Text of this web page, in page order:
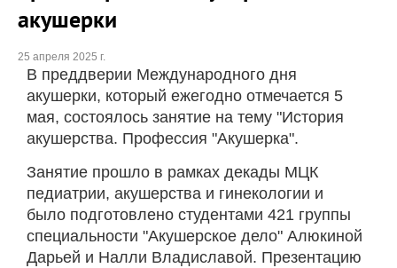
акушерки
25 апреля 2025 г.
В преддверии Международного дня
акушерки, который ежегодно отмечается 5
мая, состоялось занятие на тему "История
акушерства. Профессия "Акушерка".
Занятие прошло в рамках декады МЦК
педиатрии, акушерства и гинекологии и
было подготовлено студентами 421 группы
специальности "Акушерское дело" Алюкиной
Дарьей и Налли Владиславой. Презентацию